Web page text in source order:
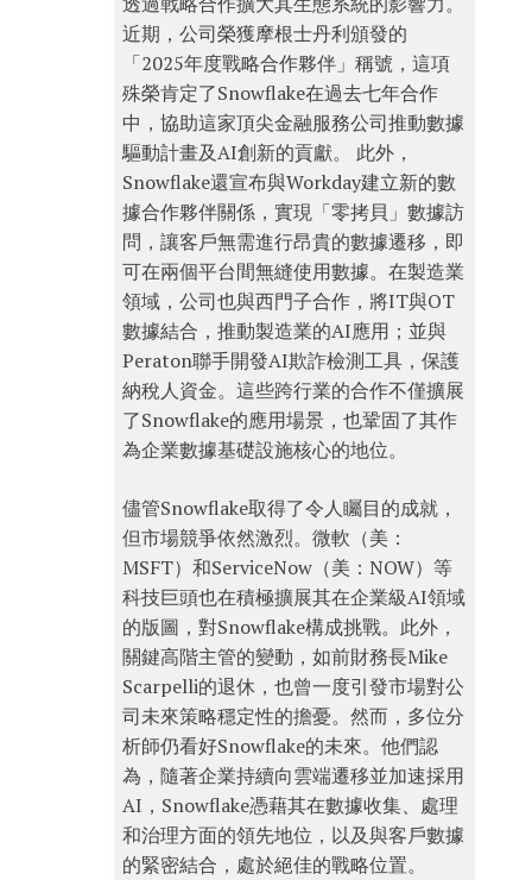
近期，公司榮獲摩根士丹利頒發的
「2025年度戰略合作夥伴」稱號，這項
殊榮肯定了Snowflake在過去七年合作
中，協助這家頂尖金融服務公司推動數據
驅動計畫及AI創新的貢獻。 此外，
Snowflake還宣布與Workday建立新的數
據合作夥伴關係，實現「零拷貝」數據訪
問，讓客戶無需進行昂貴的數據遷移，即
可在兩個平台間無縫使用數據。在製造業
領域，公司也與西門子合作，將IT與OT
數據結合，推動製造業的AI應用；並與
Peraton聯手開發AI欺詐檢測工具，保護
納稅人資金。這些跨行業的合作不僅擴展
了Snowflake的應用場景，也鞏固了其作
為企業數據基礎設施核心的地位。
儘管Snowflake取得了令人矚目的成就，
但市場競爭依然激烈。微軟（美：
MSFT）和ServiceNow（美：NOW）等
科技巨頭也在積極擴展其在企業級AI領域
的版圖，對Snowflake構成挑戰。此外，
關鍵高階主管的變動，如前財務長Mike
Scarpelli的退休，也曾一度引發市場對公
司未來策略穩定性的擔憂。然而，多位分
析師仍看好Snowflake的未來。他們認
為，隨著企業持續向雲端遷移並加速採用
AI，Snowflake憑藉其在數據收集、處理
和治理方面的領先地位，以及與客戶數據
的緊密結合，處於絕佳的戰略位置。